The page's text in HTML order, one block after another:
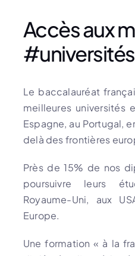
Accès aux
#universités
Le baccalauréat
meilleures universités
Espagne, au Portugal,
delà des frontières
Près de 15% de nos
poursuivre leurs
Royaume-Uni, aux
Europe.
Une formation « à la